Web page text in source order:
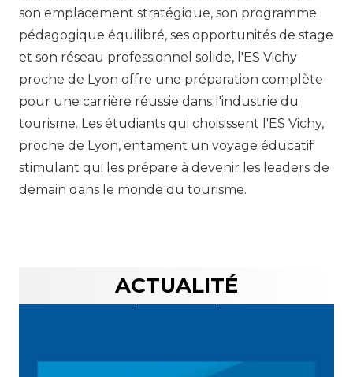
son emplacement stratégique, son programme
pédagogique équilibré, ses opportunités de stage
et son réseau professionnel solide, l'ES Vichy
proche de Lyon offre une préparation complète
pour une carrière réussie dans l'industrie du
tourisme. Les étudiants qui choisissent l'ES Vichy,
proche de Lyon, entament un voyage éducatif
stimulant qui les prépare à devenir les leaders de
demain dans le monde du tourisme.
ACTUALITÉ